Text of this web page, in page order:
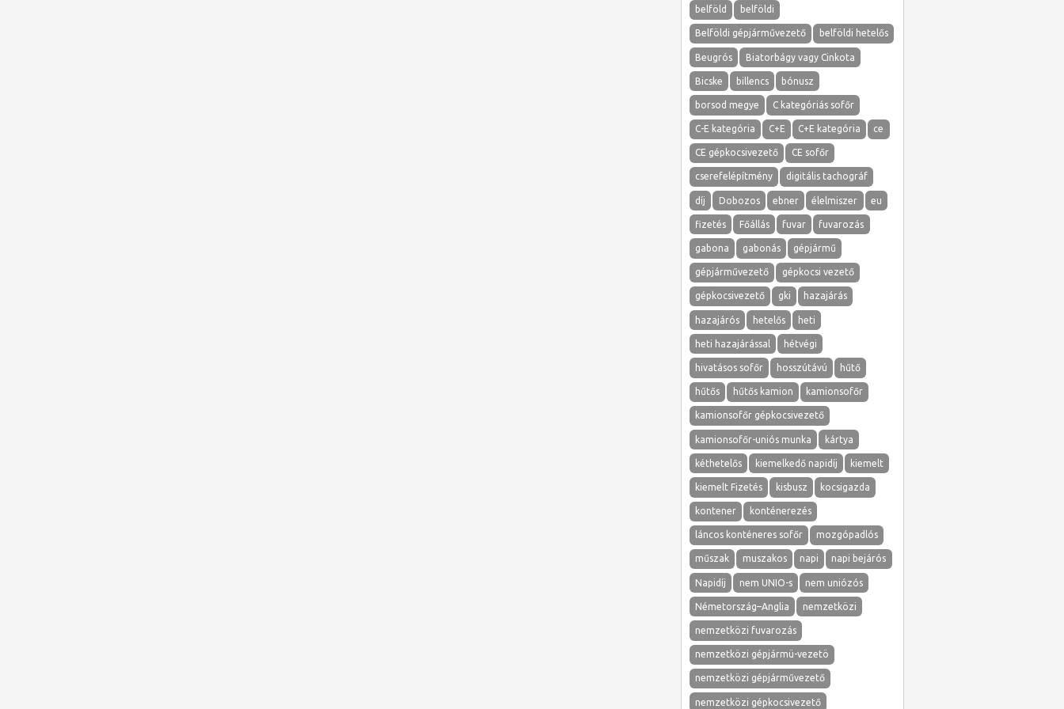
belföld belföldi
Belföldi gépjárművezető belföldi hetelős
Beugrós Biatorbágy vagy Cinkota
Bicske billencs bónusz
borsod megye C kategóriás sofőr
C-E kategória C+E C+E kategória ce
CE gépkocsivezető CE sofőr
cserefelépítmény digitális tachográf
díj Dobozos ebner élelmiszer eu
fizetés Főállás fuvar fuvarozás
gabona gabonás gépjármű
gépjárművezető gépkocsi vezető
gépkocsivezető gki hazajárás
hazajárós hetelős heti
heti hazajárással hétvégi
hivatásos sofőr hosszútávú hűtő
hűtős hűtős kamion kamionsofőr
kamionsofőr gépkocsivezető
kamionsofőr-uniós munka kártya
kéthetelős kiemelkedő napidíj kiemelt
kiemelt Fizetés kisbusz kocsigazda
kontener konténerezés
láncos konténeres sofőr mozgópadlós
műszak muszakos napi napi bejárós
Napidíj nem UNIO-s nem uniózós
Németország–Anglia nemzetközi
nemzetközi fuvarozás
nemzetközi gépjármü-vezetö
nemzetközi gépjárművezető
nemzetközi gépkocsivezető